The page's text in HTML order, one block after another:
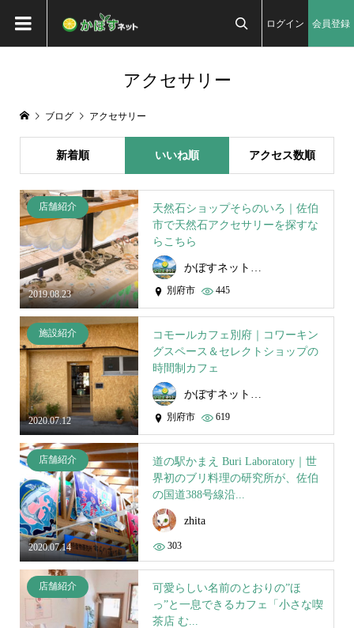
ログイン 会員登録
アクセサリー
ブログ アクセサリー
新着順 いいね順 アクセス数順
2019.08.23
店舗紹介
天然石ショップそらのいろ｜佐伯
市で天然石アクセサリーを探すな
らこちら
別府市 445
2020.07.12
施設紹介
コモールカフェ別府｜コワーキン
グスペース＆セレクトショップの
時間制カフェ
別府市 619
2020.07.14
店舗紹介
道の駅かまえ Buri Laboratory｜世
界初のブリ料理の研究所が、佐伯
の国道388号線沿...
zhita
303
店舗紹介
可愛らしい名前のとおりの”ほ
っ”と一息できるカフェ「小さな喫
茶店 む...